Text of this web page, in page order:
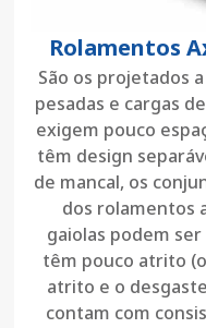
Rolamentos
São os projetados
pesadas e cargas
exigem pouco
têm design
de mancal, os
dos rolamentos
gaiolas podem
têm pouco atrito
atrito e o
contam com